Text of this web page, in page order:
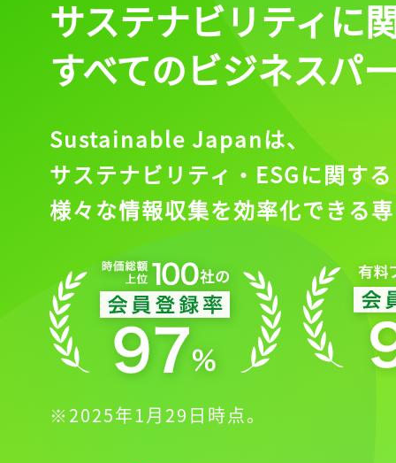
会員登録
サステナビリティに
すべてのビジネスパ
Sustainable Japanは、
サステナビリティ・ESGに関する
様々な情報収集を効率化できる
※2025年1月29日時点。